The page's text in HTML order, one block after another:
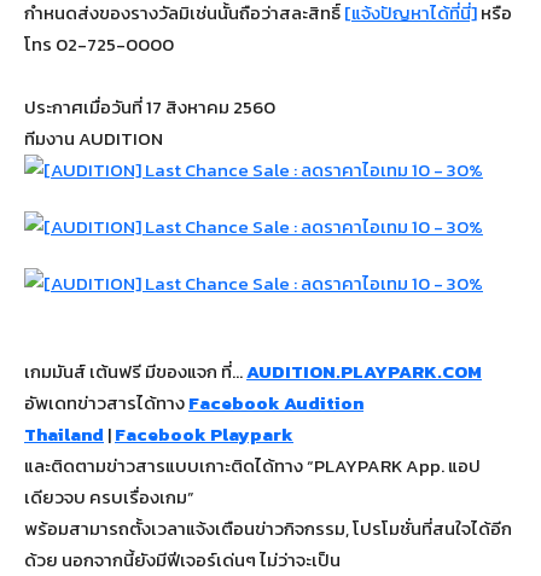
กำหนดส่งของรางวัลมิเช่นนั้นถือว่าสละสิทธิ์[แจ้งปัญหาได้ที่นี่]หรือ
โทร 02-725-0000
ประกาศเมื่อวันที่ 17 สิงหาคม 2560
ทีมงาน AUDITION
เกมมันส์ เต้นฟรี มีของแจก ที่…AUDITION.PLAYPARK.COM
อัพเดทข่าวสารได้ทางFacebook Audition
Thailand |Facebook Playpark
และติดตามข่าวสารแบบเกาะติดได้ทาง “PLAYPARK App. แอป
เดียวจบ ครบเรื่องเกม”
พร้อมสามารถตั้งเวลาแจ้งเตือนข่าวกิจกรรม, โปรโมชั่นที่สนใจได้อีก
ด้วย นอกจากนี้ยังมีฟีเจอร์เด่นๆ ไม่ว่าจะเป็น